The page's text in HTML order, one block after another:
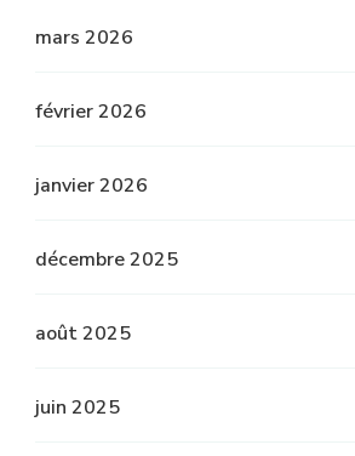
mars 2026
février 2026
janvier 2026
décembre 2025
août 2025
juin 2025